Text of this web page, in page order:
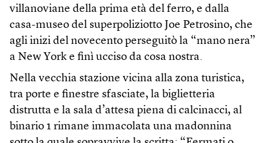
villanoviane della prima età del ferro, e dalla
casa-museo del superpoliziotto Joe Petrosino, che
agli inizi del novecento perseguitò la “mano nera”
a New York e finì ucciso da cosa nostra.
Nella vecchia stazione vicina alla zona turistica,
tra porte e finestre sfasciate, la biglietteria
distrutta e la sala d’attesa piena di calcinacci, al
binario 1 rimane immacolata una madonnina